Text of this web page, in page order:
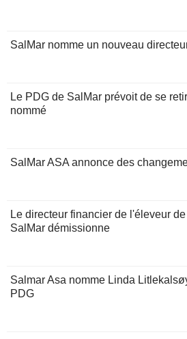
SalMar nomme un nouveau
Le PDG de SalMar prévoit de se
nommé
SalMar ASA annonce des
Le directeur financier de l'éleveur
SalMar démissionne
Salmar Asa nomme Linda
PDG